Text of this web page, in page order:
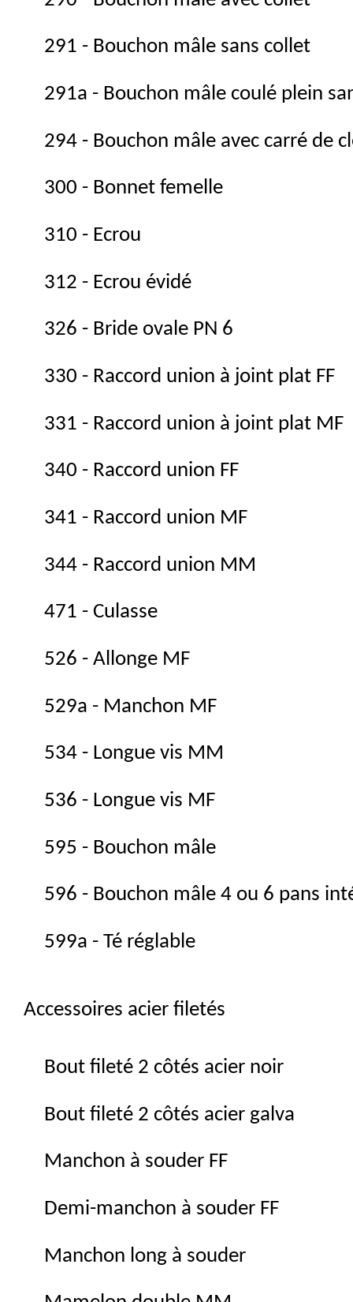
291 - Bouchon mâle sans collet
291a - Bouchon mâle coulé plein
294 - Bouchon mâle avec carré de
300 - Bonnet femelle
310 - Ecrou
312 - Ecrou évidé
326 - Bride ovale PN 6
330 - Raccord union à joint plat FF
331 - Raccord union à joint plat MF
340 - Raccord union FF
341 - Raccord union MF
344 - Raccord union MM
471 - Culasse
526 - Allonge MF
529a - Manchon MF
534 - Longue vis MM
536 - Longue vis MF
595 - Bouchon mâle
596 - Bouchon mâle 4 ou 6 pans
599a - Té réglable
Accessoires acier filetés
Bout fileté 2 côtés acier noir
Bout fileté 2 côtés acier galva
Manchon à souder FF
Demi-manchon à souder FF
Manchon long à souder